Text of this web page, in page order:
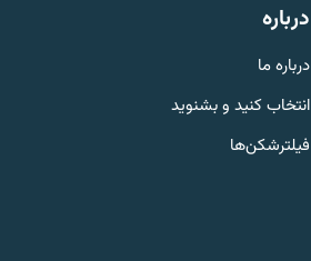
درباره
درباره ما
انتخاب کنید و بشنوید
فیلترشکن‌ها